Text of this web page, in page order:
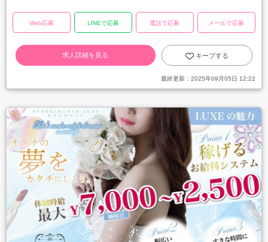
Web応募 LINEで応募 電話で応募 メールで応募
求人詳細を見る キープする
最終更新： 2025年09月05日 12:22